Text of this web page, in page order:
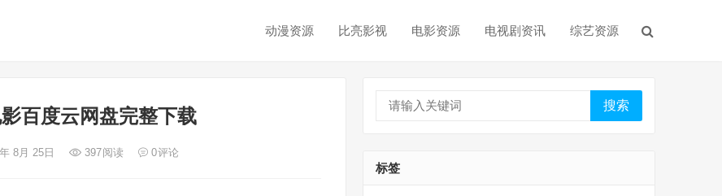
动漫资源 比亮影视 电影资源 电视剧资讯 综艺资源
影百度云网盘完整下载
8月 25日 397阅读 0评论
搜索
标签